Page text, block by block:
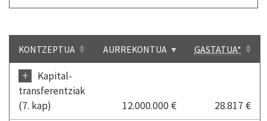
KONTZEPTUA AURREKONTUA GASTATUA*
+
Kapital-
transferentziak
(7. kap)
12.000.000 € 28.817 €